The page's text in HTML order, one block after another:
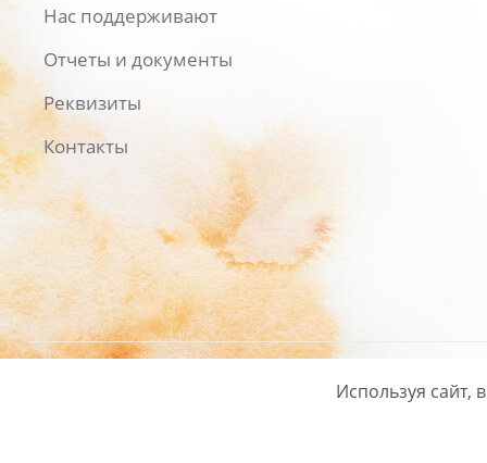
Нас поддерживают
Отчеты и документы
Реквизиты
Контакты
Политика
Используя сайт,